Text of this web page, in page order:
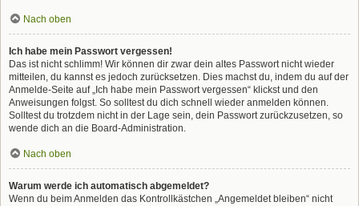
Nach oben
Ich habe mein Passwort vergessen!
Das ist nicht schlimm! Wir können dir zwar dein altes Passwort nicht wieder
mitteilen, du kannst es jedoch zurücksetzen. Dies machst du, indem du auf der
Anmelde-Seite auf „Ich habe mein Passwort vergessen“ klickst und den
Anweisungen folgst. So solltest du dich schnell wieder anmelden können.
Solltest du trotzdem nicht in der Lage sein, dein Passwort zurückzusetzen, so
wende dich an die Board-Administration.
Nach oben
Warum werde ich automatisch abgemeldet?
Wenn du beim Anmelden das Kontrollkästchen „Angemeldet bleiben“ nicht